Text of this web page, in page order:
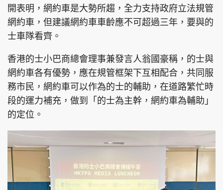
PCM 電腦廣場 星島頭條 星島日報
頭條日報 星島環球 The Standard
頭條搵工 EDUPLUS
開表明，網約車是大勢所趨，全力支持政府立法規管
網約車，但建議網約車車齡應不可超過三年，要與的
士車隊看齊。
香港的士小巴商總會理事兼發言人翁國豪稱，的士與
網約車各有優勢，應在規管框架下互相配合，共同服
務市民，網約車可以作為的士的輔助，在道路繁忙時
段的運力補充，做到「的士為主幹，網約車為輔助」
的定位。